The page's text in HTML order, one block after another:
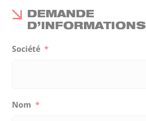
DEMANDE
D’INFORMATIONS
Société *
Nom *